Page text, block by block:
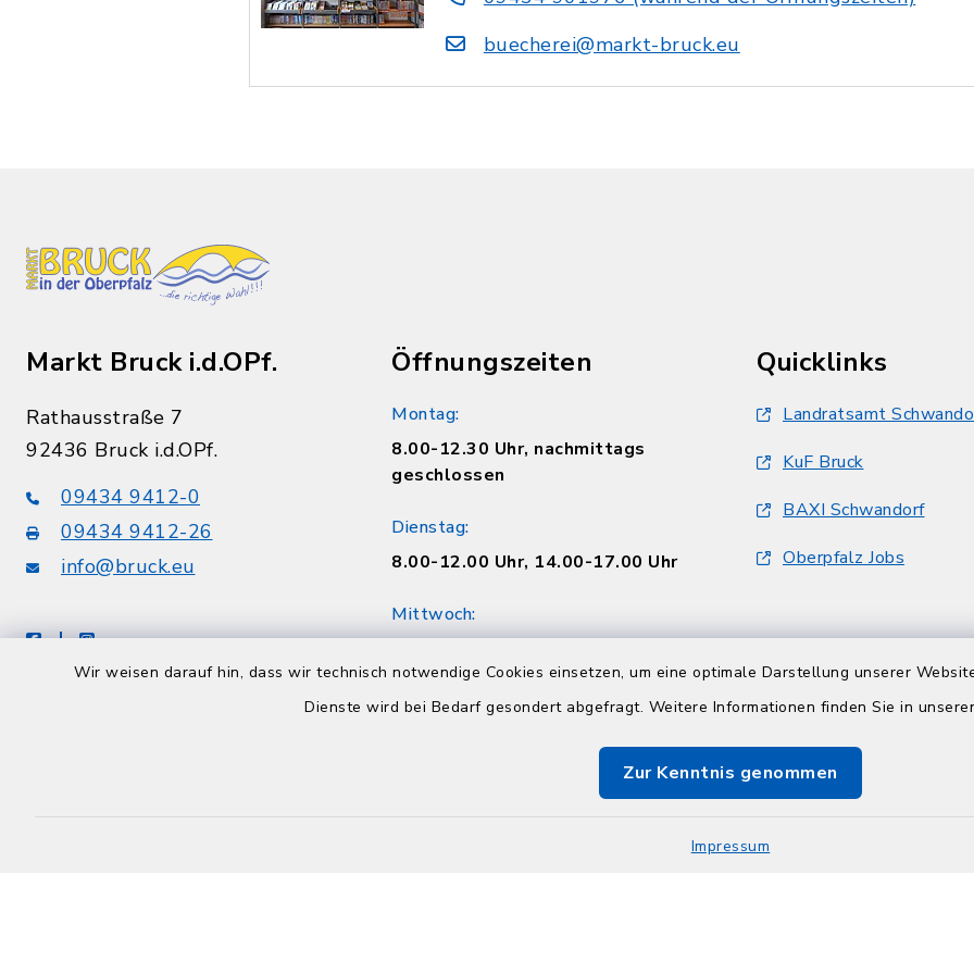
Wir weisen darauf hin, dass wir technisch notwendige Cookies einsetzen, um eine optimale Darstellung unserer
Dienste wird bei Bedarf gesondert abgefragt. Weitere Informationen finden Sie in
Zur Kenntnis genommen
Impressum
buecherei@markt-bruck.eu
Markt Bruck i.d.OPf.
Rathausstraße 7
92436 Bruck i.d.OPf.
09434 9412-0
09434 9412-26
info@bruck.eu
facebookinstagram
Öffnungszeiten
Montag:
8.00-12.30 Uhr, nachmittags
geschlossen
Dienstag:
8.00-12.00 Uhr, 14.00-17.00 Uhr
Mittwoch:
geschlossen
8.00-12.00 Uhr, 14.00-17.30 Uhr
Freitag:
Quicklinks
Landratsamt
KuF Bruck
BAXI Schwandorf
Oberpfalz Jobs